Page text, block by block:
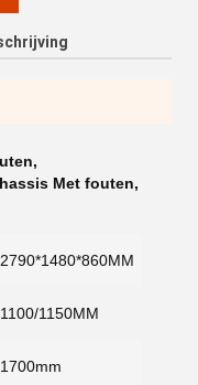
,
Met fouten,
2790*1480*860MM
1100/1150MM
1700mm